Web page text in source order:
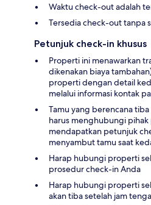
Waktu check-out adalah
Tersedia check-out tanpa
Petunjuk check-in khusus
Properti ini menawarkan
dikenakan biaya
properti dengan detail
melalui informasi kontak
Tamu yang berencana
harus menghubungi
mendapatkan petunjuk
menyambut tamu saat
Harap hubungi properti
prosedur check-in Anda
Harap hubungi properti
akan tiba setelah jam